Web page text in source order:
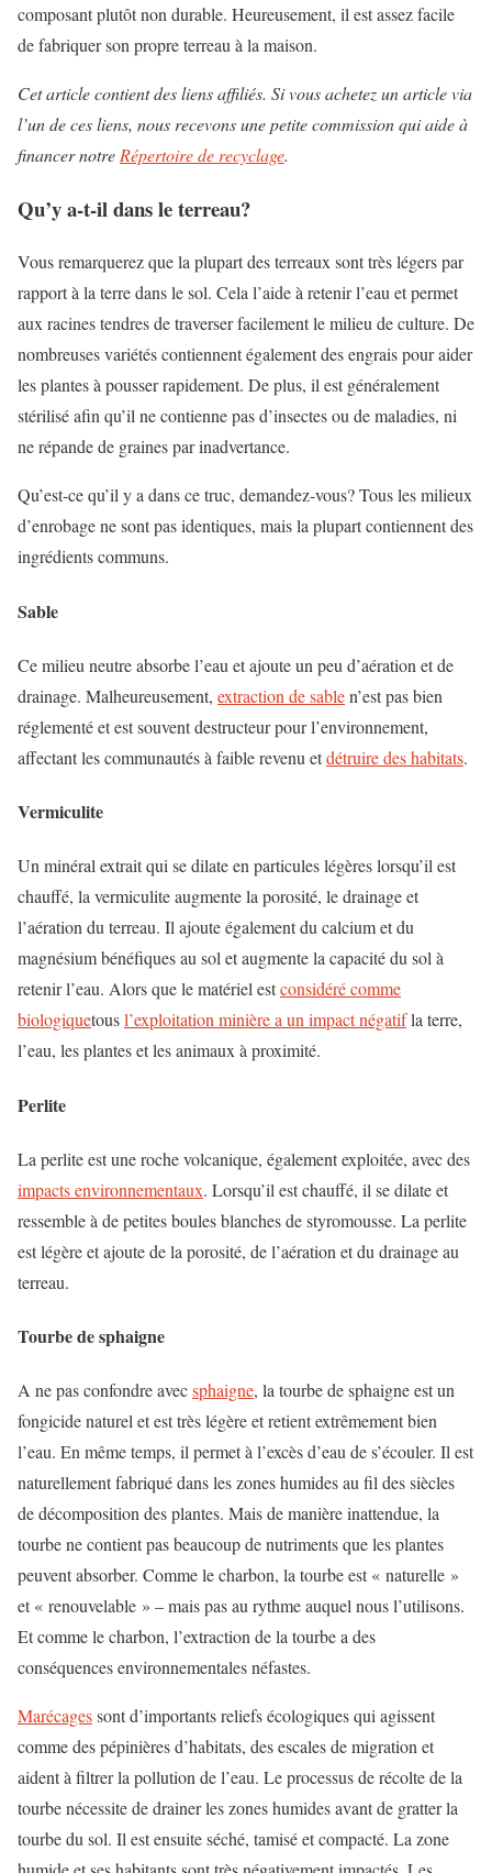
composant plutôt non durable. Heureusement, il est assez facile
de fabriquer son propre terreau à la maison.
Cet article contient des liens affiliés. Si vous achetez un article via
l’un de ces liens, nous recevons une petite commission qui aide à
financer notre Répertoire de recyclage.
Qu’y a-t-il dans le terreau?
Vous remarquerez que la plupart des terreaux sont très légers par
rapport à la terre dans le sol. Cela l’aide à retenir l’eau et permet
aux racines tendres de traverser facilement le milieu de culture. De
nombreuses variétés contiennent également des engrais pour aider
les plantes à pousser rapidement. De plus, il est généralement
stérilisé afin qu’il ne contienne pas d’insectes ou de maladies, ni
ne répande de graines par inadvertance.
Qu’est-ce qu’il y a dans ce truc, demandez-vous? Tous les milieux
d’enrobage ne sont pas identiques, mais la plupart contiennent des
ingrédients communs.
Sable
Ce milieu neutre absorbe l’eau et ajoute un peu d’aération et de
drainage. Malheureusement, extraction de sablen’est pas bien
réglementé et est souvent destructeur pour l’environnement,
affectant les communautés à faible revenu etdétruire des habitats.
Vermiculite
Un minéral extrait qui se dilate en particules légères lorsqu’il est
chauffé, la vermiculite augmente la porosité, le drainage et
l’aération du terreau. Il ajoute également du calcium et du
magnésium bénéfiques au sol et augmente la capacité du sol à
retenir l’eau. Alors que le matériel estconsidéré comme
biologiquetousl’exploitation minière a un impact négatifla terre,
l’eau, les plantes et les animaux à proximité.
Perlite
La perlite est une roche volcanique, également exploitée, avec des
impacts environnementaux. Lorsqu’il est chauffé, il se dilate et
ressemble à de petites boules blanches de styromousse. La perlite
est légère et ajoute de la porosité, de l’aération et du drainage au
terreau.
Tourbe de sphaigne
A ne pas confondre avecsphaigne, la tourbe de sphaigne est un
fongicide naturel et est très légère et retient extrêmement bien
l’eau. En même temps, il permet à l’excès d’eau de s’écouler. Il est
naturellement fabriqué dans les zones humides au fil des siècles
de décomposition des plantes. Mais de manière inattendue, la
tourbe ne contient pas beaucoup de nutriments que les plantes
peuvent absorber. Comme le charbon, la tourbe est « naturelle »
et « renouvelable » – mais pas au rythme auquel nous l’utilisons.
Et comme le charbon, l’extraction de la tourbe a des
conséquences environnementales néfastes.
Marécagessont d’importants reliefs écologiques qui agissent
comme des pépinières d’habitats, des escales de migration et
aident à filtrer la pollution de l’eau. Le processus de récolte de la
tourbe nécessite de drainer les zones humides avant de gratter la
tourbe du sol. Il est ensuite séché, tamisé et compacté. La zone